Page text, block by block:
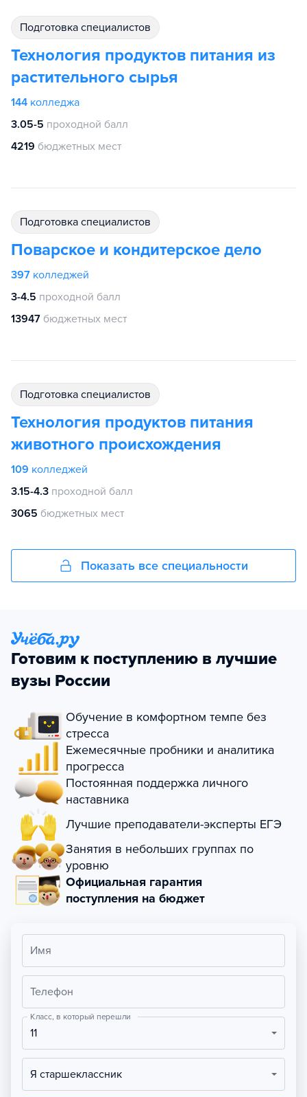
подготовка специалистов
Технология продуктов питания из
растительного сырья
144 колледжа
3.05-5 проходной балл
4219 бюджетных мест
подготовка специалистов
Поварское и кондитерское дело
397 колледжей
3-4.5 проходной балл
13947 бюджетных мест
подготовка специалистов
Технология продуктов питания
животного происхождения
109 колледжей
3.15-4.3 проходной балл
3065 бюджетных мест
Показать все специальности
Готовим к поступлению в лучшие
вузы России
Обучение в комфортном темпе без
стресса
Ежемесячные пробники и аналитика
прогресса
Постоянная поддержка личного
наставника
Лучшие преподаватели-эксперты ЕГЭ
Занятия в небольших группах по
уровню
Официальная гарантия
поступления на бюджет
Имя
Телефон
Класс, в который перешли
11
Я старшеклассник